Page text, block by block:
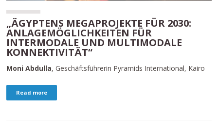
„ÄGYPTENS MEGAPROJEKTE FÜR 2030:
ANLAGEMÖGLICHKEITEN FÜR
INTERMODALE UND MULTIMODALE
KONNEKTIVITÄT“
Moni Abdulla, Geschäftsführerin Pyramids International, Kairo
Read more